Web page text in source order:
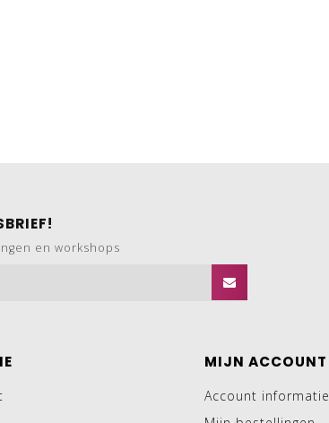
en workshops
MIJN ACCOUNT
Account informatie